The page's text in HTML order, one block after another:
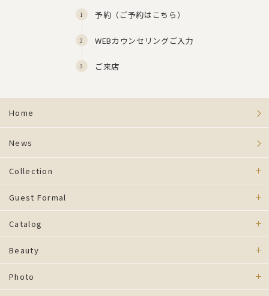
予約（ご予約はこちら）
WEBカウンセリングご入力
ご来店
Home
News
Collection
Guest Formal
Catalog
Beauty
Photo